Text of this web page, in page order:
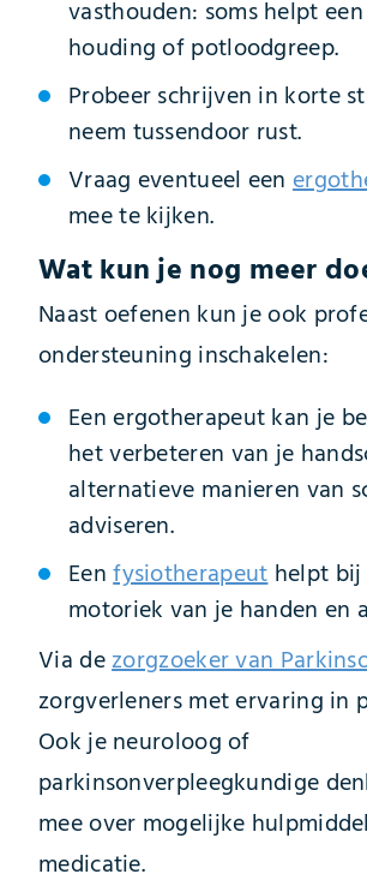
vasthouden: soms helpt
houding of potloodgreep.
Probeer schrijven in korte
neem tussendoor rust.
Vraag eventueel een
mee te kijken.
Wat kun je nog meer
Naast oefenen kun je ook
ondersteuning inschakelen:
Een ergotherapeut kan je
het verbeteren van je
alternatieve manieren van
adviseren.
Eenfysiotherapeuthelpt bij
motoriek van je handen en
Via dezorgzoeker van
zorgverleners met ervaring in
Ook je neuroloog of
parkinsonverpleegkundige
mee over mogelijke
medicatie.